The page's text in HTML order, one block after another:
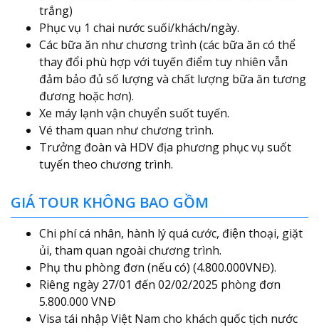
trắng)
Phục vụ 1 chai nước suối/khách/ngày.
Các bữa ăn như chương trình (các bữa ăn có thể
thay đổi phù hợp với tuyến điểm tuy nhiên vẫn
đảm bảo đủ số lượng và chất lượng bữa ăn tương
đương hoặc hơn).
Xe máy lạnh vận chuyển suốt tuyến.
Vé tham quan như chương trình.
Trưởng đoàn và HDV địa phương phục vụ suốt
tuyến theo chương trình.
GIÁ TOUR KHÔNG BAO GỒM
Chi phí cá nhân, hành lý quá cước, điện thoại, giặt
ủi, tham quan ngoài chương trình.
Phụ thu phòng đơn (nếu có) (4.800.000VNĐ).
Riêng ngày 27/01 đến 02/02/2025 phòng đơn
5.800.000 VNĐ
Visa tái nhập Việt Nam cho khách quốc tịch nước